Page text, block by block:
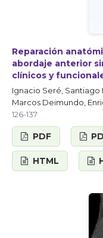
Reparación
abordaje anterior
clínicos y
Ignacio Seré, Santiago
Marcos Deimundo,
126-137
PDF
HTML